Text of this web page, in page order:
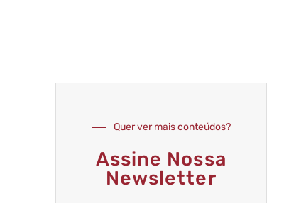
Quer ver mais conteúdos?
Assine Nossa
Newsletter